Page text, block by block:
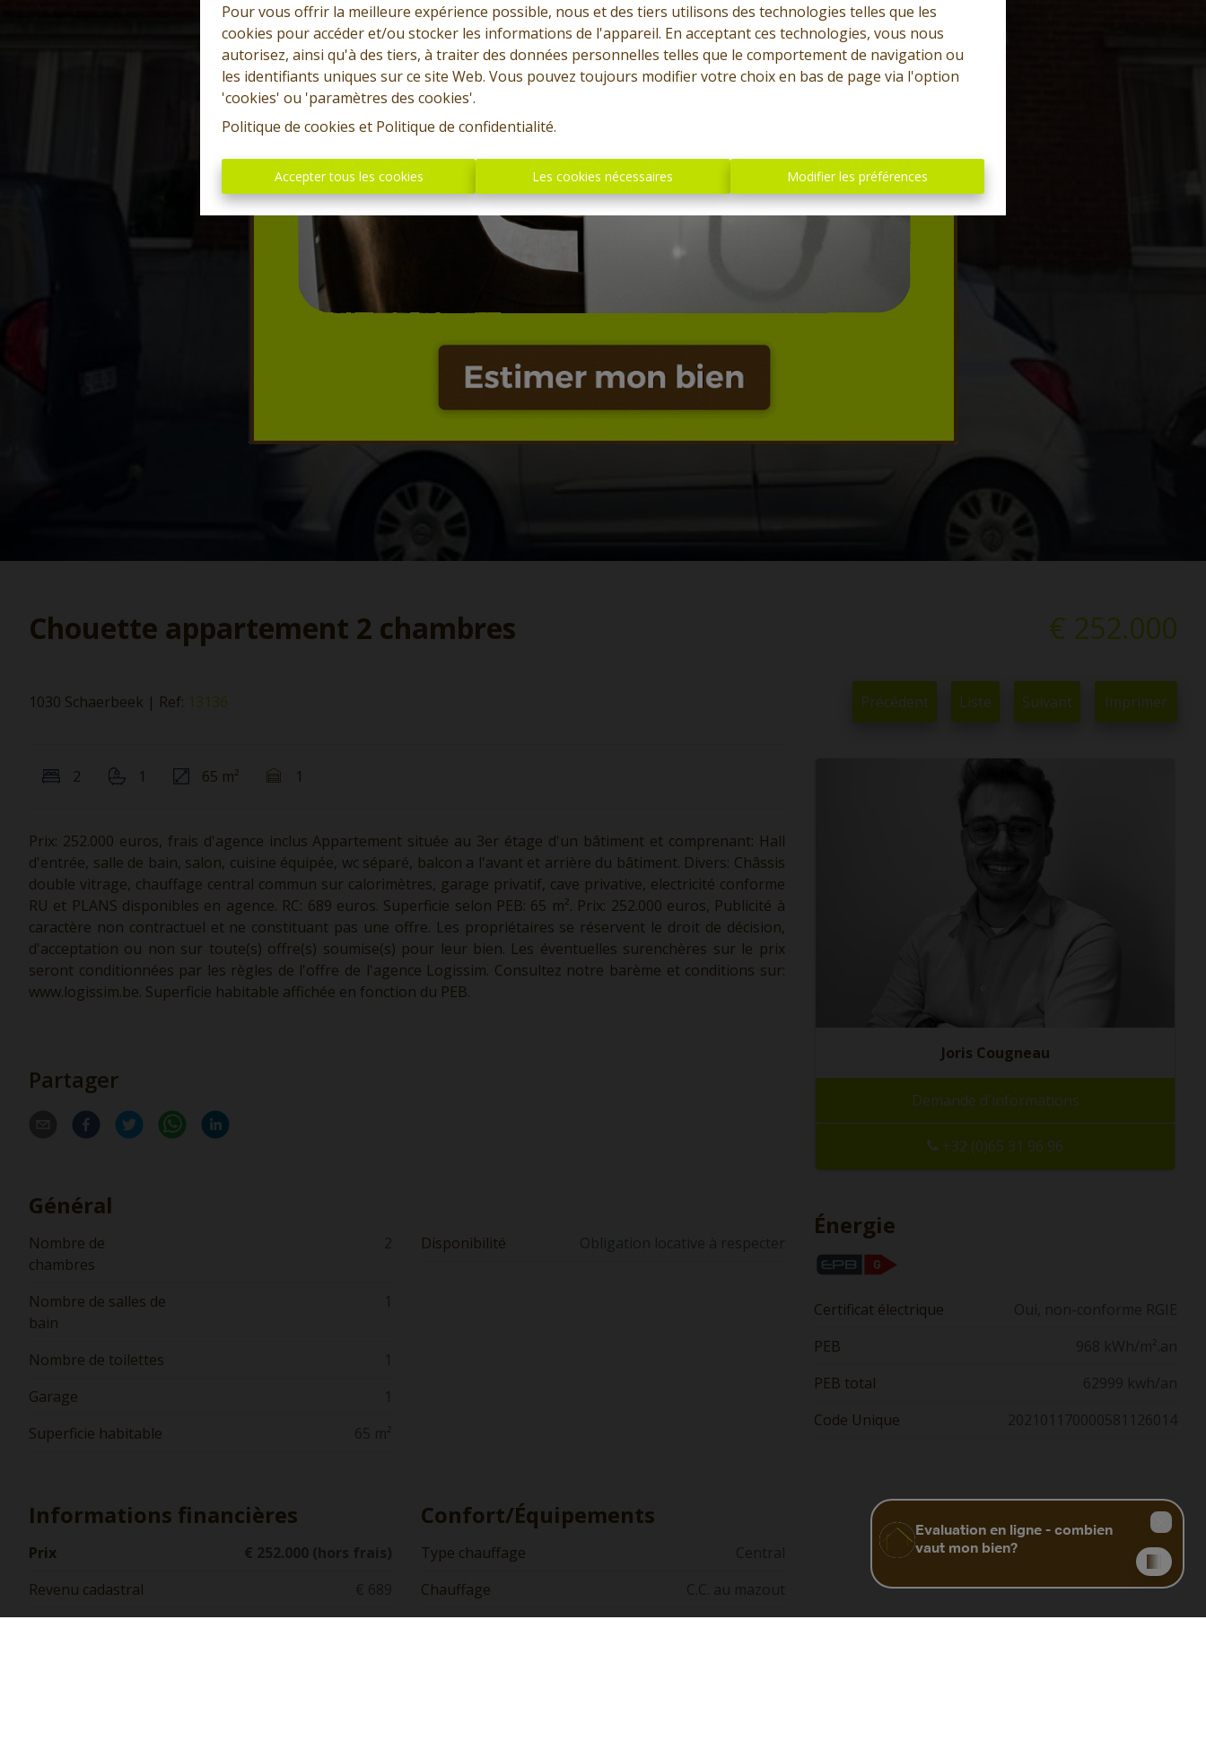
Pour vous offrir la meilleure expérience possible, nous et des tiers utilisons des technologies telles que les
cookies pour accéder et/ou stocker les informations de l'appareil. En acceptant ces technologies, vous nous
autorisez, ainsi qu'à des tiers, à traiter des données personnelles telles que le comportement de navigation ou
les identifiants uniques sur ce site Web. Vous pouvez toujours modifier votre choix en bas de page via l'option
'cookies' ou 'paramètres des cookies'.
Politique de cookies et Politique de confidentialité.
Accepter tous les cookies Les cookies nécessaires Modifier les préférences
Chouette appartement 2 chambres € 252.000
1030 Schaerbeek | Ref: 13136 Précédent Liste Suivant Imprimer
2 1 65 m² 1
Prix: 252.000 euros, frais d'agence inclus Appartement située au 3er étage d'un bâtiment et comprenant: Hall
d'entrée, salle de bain, salon, cuisine équipée, wc séparé, balcon a l'avant et arrière du bâtiment. Divers: Châssis
double vitrage, chauffage central commun sur calorimètres, garage privatif, cave privative, electricité conforme
RU et PLANS disponibles en agence. RC: 689 euros. Superficie selon PEB: 65 m². Prix: 252.000 euros, Publicité à
caractère non contractuel et ne constituant pas une offre. Les propriétaires se réservent le droit de décision,
d'acceptation ou non sur toute(s) offre(s) soumise(s) pour leur bien. Les éventuelles surenchères sur le prix
seront conditionnées par les règles de l'offre de l'agence Logissim. Consultez notre barème et conditions sur:
www.logissim.be. Superficie habitable affichée en fonction du PEB.
Partager
Général
Nombre de
chambres
2
Nombre de salles de
bain
1
Nombre de toilettes
1
Garage
1
Superficie habitable
65 m²
Disponibilité Obligation locative à respecter
Informations financières
Prix
€ 252.000 (hors frais)
Revenu cadastral
€ 689
Confort/Équipements
Type chauffage
Central
Chauffage
C.C. au mazout
Joris Cougneau
Demande d'informations
+32 (0)65 31 96 96
Énergie
Certificat électrique
Oui, non-conforme RGIE
PEB
968 kWh/m².an
PEB total
62999 kwh/an
Code Unique
202101170000581126014